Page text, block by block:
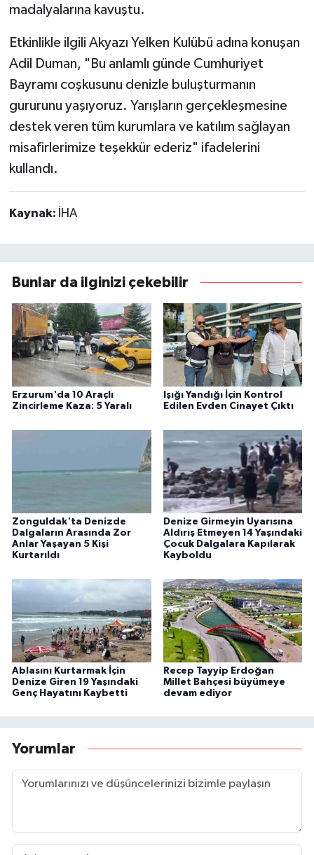
madalyalarına kavuştu.
Etkinlikle ilgili Akyazı Yelken Kulübü adına konuşan
Adil Duman, "Bu anlamlı günde Cumhuriyet
Bayramı coşkusunu denizle buluşturmanın
gururunu yaşıyoruz. Yarışların gerçekleşmesine
destek veren tüm kurumlara ve katılım sağlayan
misafirlerimize teşekkür ederiz" ifadelerini
kullandı.
Kaynak: İHA
Bunlar da ilginizi çekebilir
Erzurum'da 10 Araçlı
Zincirleme Kaza: 5 Yaralı
Işığı Yandığı İçin Kontrol
Edilen Evden Cinayet Çıktı
Zonguldak'ta Denizde
Dalgaların Arasında Zor
Anlar Yaşayan 5 Kişi
Kurtarıldı
Denize Girmeyin Uyarısına
Aldırış Etmeyen 14 Yaşındaki
Çocuk Dalgalara Kapılarak
Kayboldu
Ablasını Kurtarmak İçin
Denize Giren 19 Yaşındaki
Genç Hayatını Kaybetti
Recep Tayyip Erdoğan
Millet Bahçesi büyümeye
devam ediyor
Yorumlar